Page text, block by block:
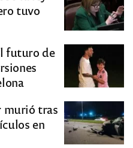
tuvo
futuro de
murió tras
en